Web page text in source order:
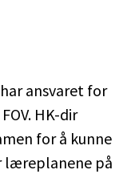
ansvaret for
HK-dir
for å kunne
læreplanene på